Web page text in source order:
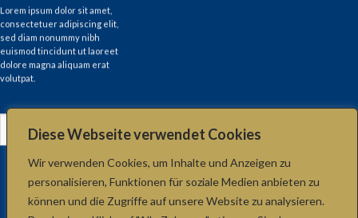
Diese Webseite verwendet Cookies
Wir verwenden Cookies, um Inhalte und Anzeigen zu
personalisieren, Funktionen für soziale Medien anbieten zu
können und die Zugriffe auf unsere Website zu analysieren.
Lorem ipsum dolor sit amet,
consectetuer adipiscing elit,
sed diam nonummy nibh
euismod tincidunt ut laoreet
dolore magna aliquam erat
volutpat.